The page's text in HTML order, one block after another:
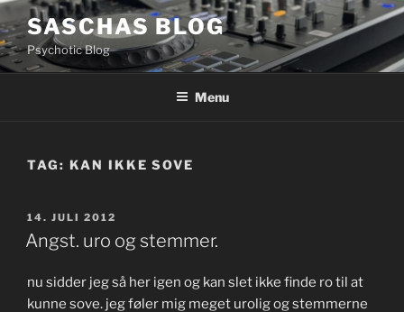
Videre
til
indhold
SASCHAS BLOG
Psychotic Blog
Menu
TAG: KAN IKKE SOVE
UDGIVET
DEN
14. JULI 2012
Angst. uro og stemmer.
nu sidder jeg så her igen og kan slet ikke finde ro til at
kunne sove. jeg føler mig meget urolig og stemmerne